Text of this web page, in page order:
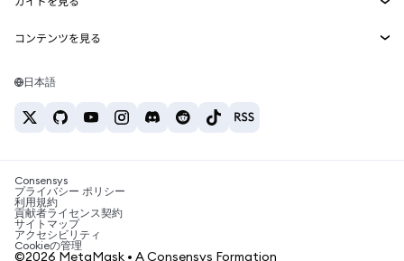
Snaps
Web3サービス
セキュリティ
サポート
キャリア
お問い合わせ
Tetherの価格
ETH→USD
USDT→INR
BTC→INR
ETH→USDT
ETHの購入
USDTの購入
SHIBの購入
BNBの購入
コンテンツを見る
Solanaウォレット
税制関連ニュース
暗号資産の購入方法は？
ビットコインを売るには？
日本語
Consensys
プライバシー ポリシー
利用規約
貢献者ライセンス契約
サイトマップ
アクセシビリティ
Cookieの管理
©2026 MetaMask • A Consensys Formation